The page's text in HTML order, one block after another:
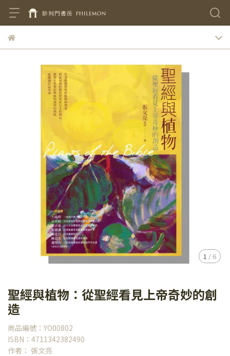
1 / 6
聖經與植物：從聖經看見上帝奇妙的創
造
商品編號：YO00802
ISBN：4711342382490
作者： 張文亮